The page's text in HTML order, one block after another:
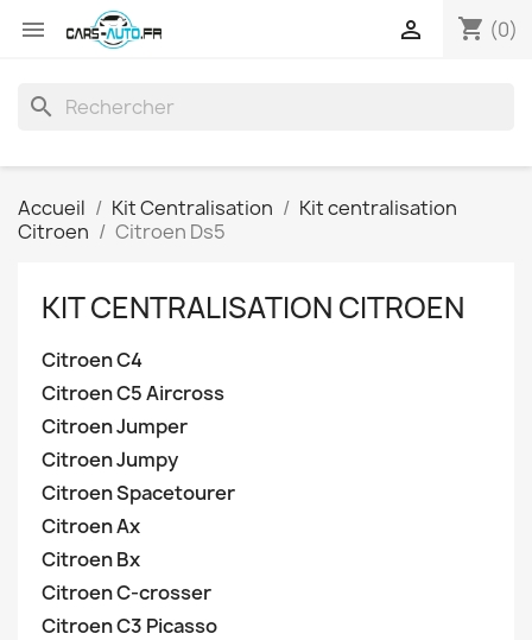
 shopping_cart (0)

search
Accueil Kit Centralisation
Kit centralisation
Citroen
Citroen Ds5
KIT CENTRALISATION CITROEN
Citroen C4
Citroen C5 Aircross
Citroen Jumper
Citroen Jumpy
Citroen Spacetourer
Citroen Ax
Citroen Bx
Citroen C-crosser
Citroen C3 Picasso